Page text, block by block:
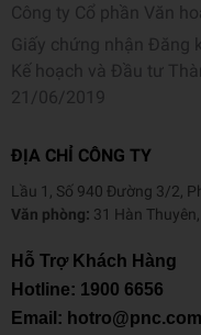
Công ty Cổ phần Văn
Giấy chứng nhận Đăng
Kế hoạch và Đầu tư
21/06/2019
ĐỊA CHỈ CÔNG TY
Lầu 1, Số 940 Đường 3/2,
Văn phòng: 31 Hàn
Hỗ Trợ Khách Hàng
Hotline: 1900 6656
Email: